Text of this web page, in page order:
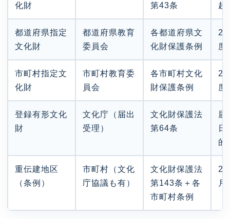
化財
第43条
超
都道府県指定
文化財
都道府県教育
委員会
各都道府県文
化財保護条例
2
度
市町村指定文
化財
市町村教育委
員会
各市町村文化
財保護条例
2
度
登録有形文化
財
文化庁（届出
受理）
文化財保護法
第64条
届
日
的
重伝建地区
（条例）
市町村（文化
庁協議も有）
文化財保護法
第143条＋各
市町村条例
2
月